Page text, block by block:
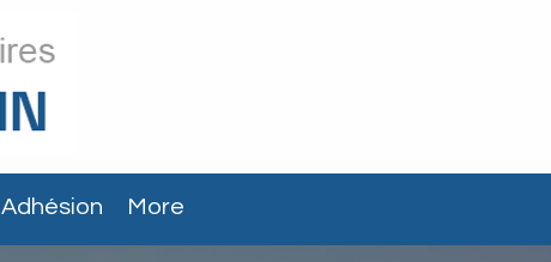
Adhésion More